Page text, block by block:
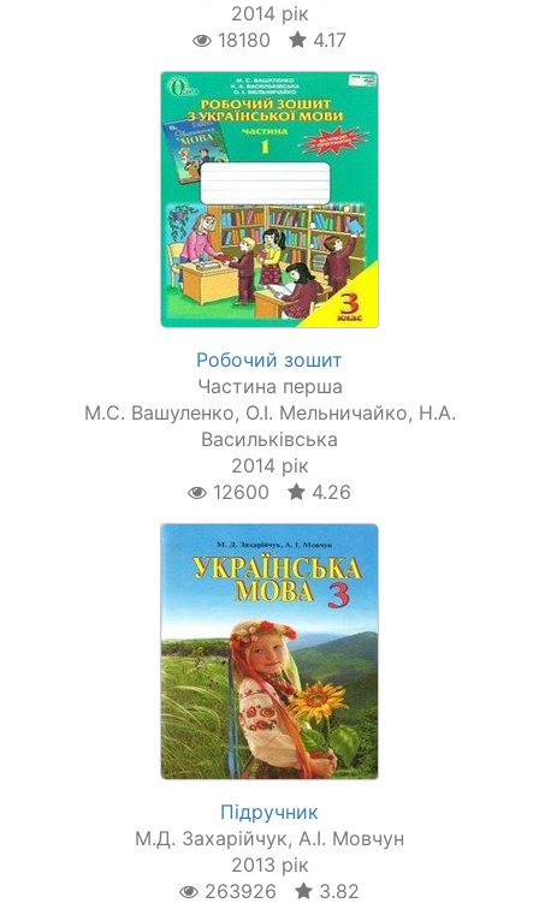
2014 рік
18180
4.17
Робочий зошит
Частина перша
М.С. Вашуленко, О.І. Мельничайко, Н.А.
Васильківська
2014 рік
12600
4.26
Підручник
М.Д. Захарійчук, А.І. Мовчун
2013 рік
263926
3.82